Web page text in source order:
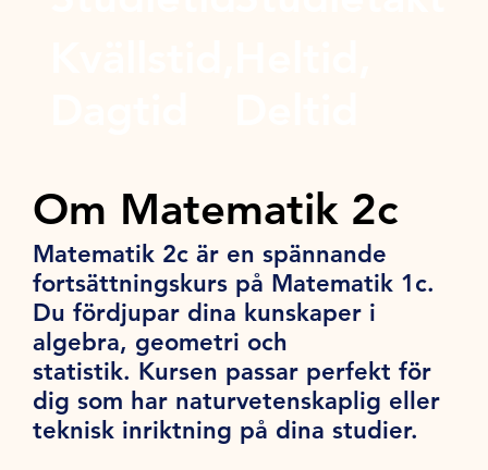
Om Matematik 2c
Matematik 2c är en spännande
fortsättningskurs på Matematik 1c.
Du fördjupar dina kunskaper i
algebra, geometri och
statistik. Kursen passar perfekt för
dig som har naturvetenskaplig eller
teknisk inriktning på dina studier.